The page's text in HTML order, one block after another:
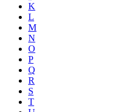
K
L
M
N
O
P
Q
R
S
T